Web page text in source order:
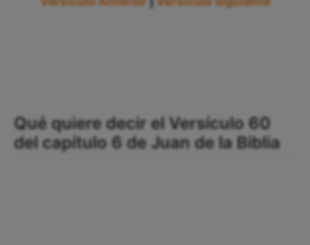
Qué quiere decir el Versículo 60
del capítulo 6 de Juan de la Biblia